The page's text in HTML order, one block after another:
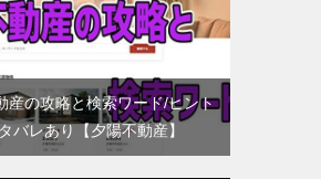
産の攻略と検索ワード/ヒント
バレあり【夕陽不動産】